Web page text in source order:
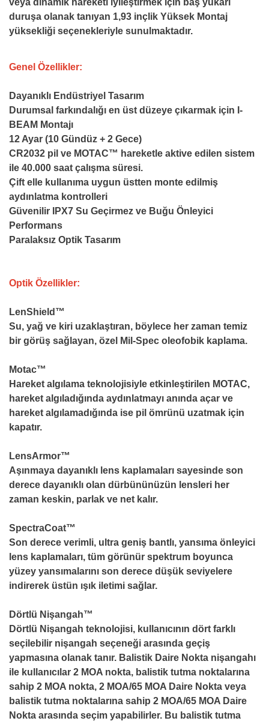
veya dinamik hareketi iyileştirmek için baş yukarı
duruşa olanak tanıyan 1,93 inçlik Yüksek Montaj
yüksekliği seçenekleriyle sunulmaktadır.
Genel Özellikler:
Dayanıklı Endüstriyel Tasarım
Durumsal farkındalığı en üst düzeye çıkarmak için I-
BEAM Montajı
12 Ayar (10 Gündüz + 2 Gece)
CR2032 pil ve MOTAC™ hareketle aktive edilen sistem
ile 40.000 saat çalışma süresi.
Çift elle kullanıma uygun üstten monte edilmiş
aydınlatma kontrolleri
Güvenilir IPX7 Su Geçirmez ve Buğu Önleyici
Performans
Paralaksız Optik Tasarım
Optik Özellikler:
LenShield™
Su, yağ ve kiri uzaklaştıran, böylece her zaman temiz
bir görüş sağlayan, özel Mil-Spec oleofobik kaplama.
Motac™
Hareket algılama teknolojisiyle etkinleştirilen MOTAC,
hareket algıladığında aydınlatmayı anında açar ve
hareket algılamadığında ise pil ömrünü uzatmak için
kapatır.
LensArmor™
Aşınmaya dayanıklı lens kaplamaları sayesinde son
derece dayanıklı olan dürbününüzün lensleri her
zaman keskin, parlak ve net kalır.
SpectraCoat™
Son derece verimli, ultra geniş bantlı, yansıma önleyici
lens kaplamaları, tüm görünür spektrum boyunca
yüzey yansımalarını son derece düşük seviyelere
indirerek üstün ışık iletimi sağlar.
Dörtlü Nişangah™
Dörtlü Nişangah teknolojisi, kullanıcının dört farklı
seçilebilir nişangah seçeneği arasında geçiş
yapmasına olanak tanır. Balistik Daire Nokta nişangahı
ile kullanıcılar 2 MOA nokta, balistik tutma noktalarına
sahip 2 MOA nokta, 2 MOA/65 MOA Daire Nokta veya
balistik tutma noktalarına sahip 2 MOA/65 MOA Daire
Nokta arasında seçim yapabilirler. Bu balistik tutma